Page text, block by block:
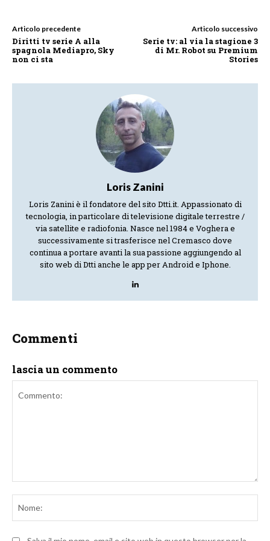
Articolo precedente
Diritti tv serie A alla
spagnola Mediapro, Sky
non ci sta
Articolo successivo
Serie tv: al via la stagione 3
di Mr. Robot su Premium
Stories
Loris Zanini
Loris Zanini è il fondatore del sito Dtti.it. Appassionato di
tecnologia, in particolare di televisione digitale terrestre /
via satellite e radiofonia. Nasce nel 1984 e Voghera e
successivamente si trasferisce nel Cremasco dove
continua a portare avanti la sua passione aggiungendo al
sito web di Dtti anche le app per Android e Iphone.
Commenti
lascia un commento